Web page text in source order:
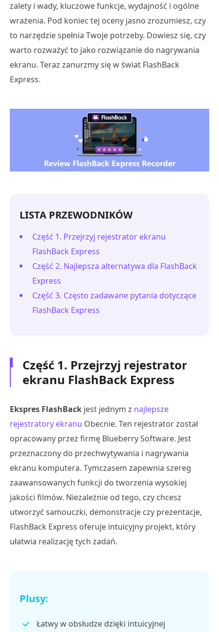
zalety i wady, kluczowe funkcje, wydajność i ogólne
wrażenia. Pod koniec tej oceny jasno zrozumiesz, czy
to narzędzie spełnia Twoje potrzeby. Dowiesz się, czy
warto rozważyć to jako rozwiązanie do nagrywania
ekranu. Teraz zanurzmy się w świat FlashBack
Express.
LISTA PRZEWODNIKÓW
Część 1. Przejrzyj rejestrator ekranu
FlashBack Express
Część 2. Najlepsza alternatywa dla FlashBack
Express
Część 3. Często zadawane pytania dotyczące
FlashBack Express
Część 1. Przejrzyj rejestrator
ekranu FlashBack Express
Ekspres FlashBack jest jednym z najlepsze
rejestratory ekranu Obecnie. Ten rejestrator został
opracowany przez firmę Blueberry Software. Jest
przeznaczony do przechwytywania i nagrywania
ekranu komputera. Tymczasem zapewnia szereg
zaawansowanych funkcji do tworzenia wysokiej
jakości filmów. Niezależnie od tego, czy chcesz
utworzyć samouczki, demonstracje czy prezentacje,
FlashBack Express oferuje intuicyjny projekt, który
ułatwia realizację tych zadań.
Plusy:
Łatwy w obsłudze dzięki intuicyjnej